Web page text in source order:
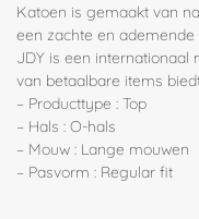
Katoen is gemaakt van
een zachte en ademende
JDY is een internationaal
van betaalbare items
– Producttype : Top
– Hals : O-hals
– Mouw : Lange mouwen
– Pasvorm : Regular fit